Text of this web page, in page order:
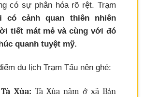
có sự phân hóa rõ rệt. Trạm
có cảnh quan thiên nhiên
tiết mát mẻ và cùng với đó
quanh tuyệt mỹ.
du lịch Trạm Tấu nên ghé:
Xùa: Tà Xùa nằm ở xã Bản